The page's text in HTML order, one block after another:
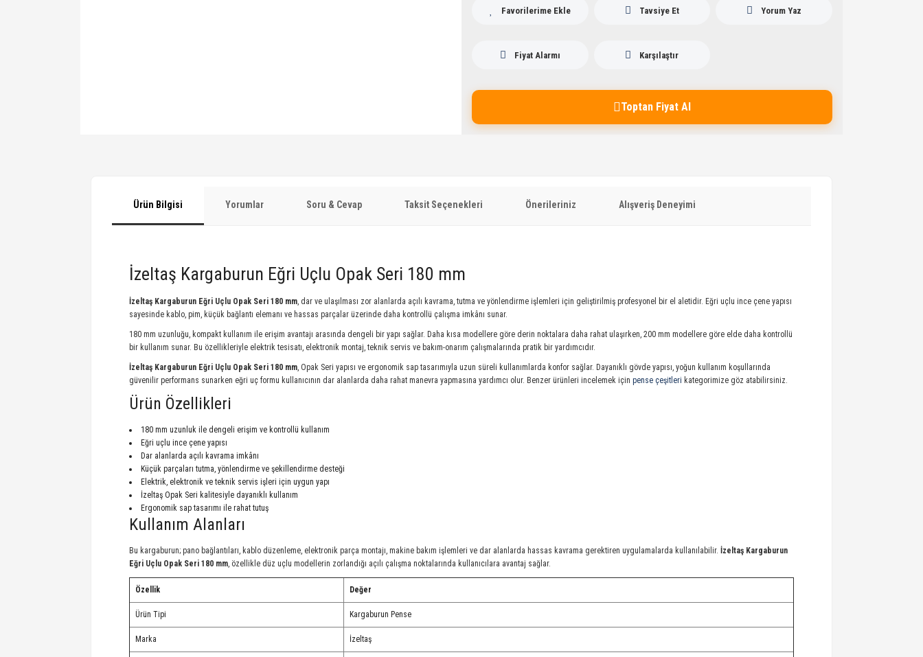
Tavsiye Et Yorum Yaz
Fiyat Alarmı Karşılaştır
Toptan Fiyat Al
Ürün Bilgisi Yorumlar Soru & Cevap Taksit Seçenekleri Önerileriniz Alışveriş Deneyimi
İzeltaş Kargaburun Eğri Uçlu Opak Seri 180 mm
İzeltaş Kargaburun Eğri Uçlu Opak Seri 180 mm, dar ve ulaşılması zor alanlarda açılı kavrama, tutma ve yönlendirme işlemleri için geliştirilmiş profesyonel bir el aletidir. Eğri uçlu ince çene yapısı
sayesinde kablo, pim, küçük bağlantı elemanı ve hassas parçalar üzerinde daha kontrollü çalışma imkânı sunar.
180 mm uzunluğu, kompakt kullanım ile erişim avantajı arasında dengeli bir yapı sağlar. Daha kısa modellere göre derin noktalara daha rahat ulaşırken, 200 mm modellere göre elde daha kontrollü
bir kullanım sunar. Bu özellikleriyle elektrik tesisatı, elektronik montaj, teknik servis ve bakım-onarım çalışmalarında pratik bir yardımcıdır.
İzeltaş Kargaburun Eğri Uçlu Opak Seri 180 mm, Opak Seri yapısı ve ergonomik sap tasarımıyla uzun süreli kullanımlarda konfor sağlar. Dayanıklı gövde yapısı, yoğun kullanım koşullarında
güvenilir performans sunarken eğri uç formu kullanıcının dar alanlarda daha rahat manevra yapmasına yardımcı olur. Benzer ürünleri incelemek için pense çeşitleri kategorimize göz atabilirsiniz.
Ürün Özellikleri
180 mm uzunluk ile dengeli erişim ve kontrollü kullanım
Eğri uçlu ince çene yapısı
Dar alanlarda açılı kavrama imkânı
Küçük parçaları tutma, yönlendirme ve şekillendirme desteği
Elektrik, elektronik ve teknik servis işleri için uygun yapı
İzeltaş Opak Seri kalitesiyle dayanıklı kullanım
Ergonomik sap tasarımı ile rahat tutuş
Kullanım Alanları
Bu kargaburun; pano bağlantıları, kablo düzenleme, elektronik parça montajı, makine bakım işlemleri ve dar alanlarda hassas kavrama gerektiren uygulamalarda kullanılabilir. İzeltaş Kargaburun
Eğri Uçlu Opak Seri 180 mm, özellikle düz uçlu modellerin zorlandığı açılı çalışma noktalarında kullanıcılara avantaj sağlar.
Özellik Değer
Ürün Tipi Kargaburun Pense
Marka İzeltaş